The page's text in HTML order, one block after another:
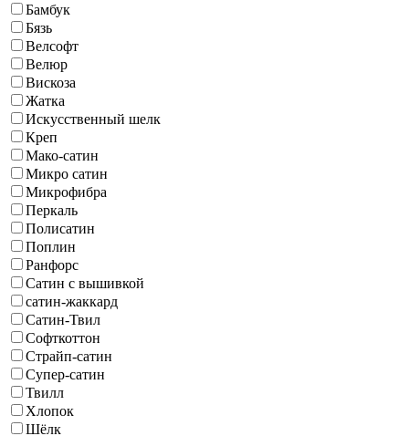
Бамбук
Бязь
Велсофт
Велюр
Вискоза
Жатка
Искусственный шелк
Креп
Мако-сатин
Микро сатин
Микрофибра
Перкаль
Полисатин
Поплин
Ранфорс
Сатин с вышивкой
сатин-жаккард
Сатин-Твил
Софткоттон
Страйп-сатин
Супер-сатин
Твилл
Хлопок
Шёлк